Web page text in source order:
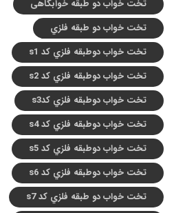
تخت خواب دو طبقه خوابگاهی
تخت خواب دو طبقه فلزي
تخت خواب دوطبقه فلزي کد s1
تخت خواب دوطبقه فلزي کد s2
تخت خواب دوطبقه فلزي کدs3
تخت خواب دوطبقه فلزي کد s4
تخت خواب دوطبقه فلزي کد s5
تخت خواب دوطبقه فلزي کد s6
تخت خواب دو طبقه فلزي کد s7